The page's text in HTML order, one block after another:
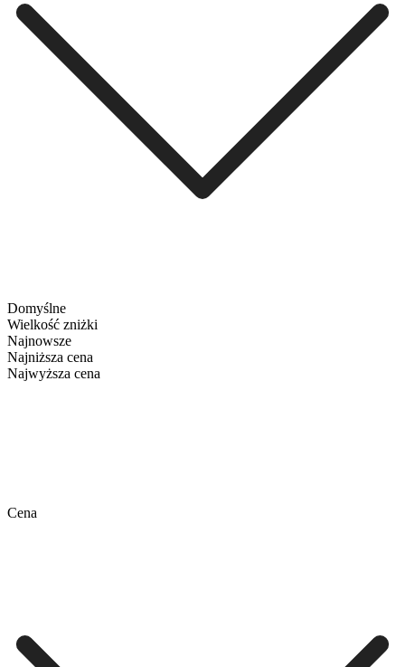
Domyślne
Wielkość zniżki
Najnowsze
Najniższa cena
Najwyższa cena
Cena